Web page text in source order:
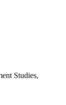
Studies,